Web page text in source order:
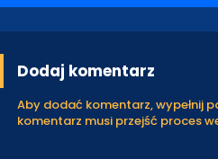
Dodaj komentarz
Aby dodać komentarz, wypełnij
komentarz musi przejść proces